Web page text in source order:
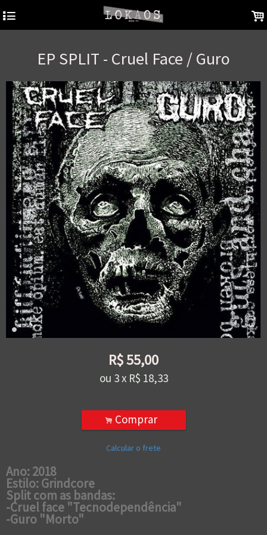
4 .
EP SPLIT - Cruel Face / Guro
R$55,00
ou 3x R$ 18,33
. Comprar
Calcular o frete
Ano: 2018
Estilo: Grindcore
Split com as bandas:
-Cruel face "Tecnodependência"
-Guro "Morto"